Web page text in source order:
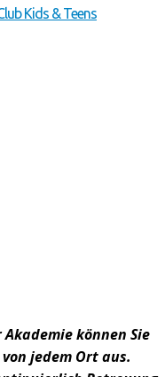
Kids & Teens
können Sie
jedem Ort aus.